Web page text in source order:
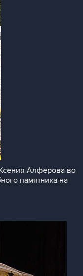
Алферова во
памятника на